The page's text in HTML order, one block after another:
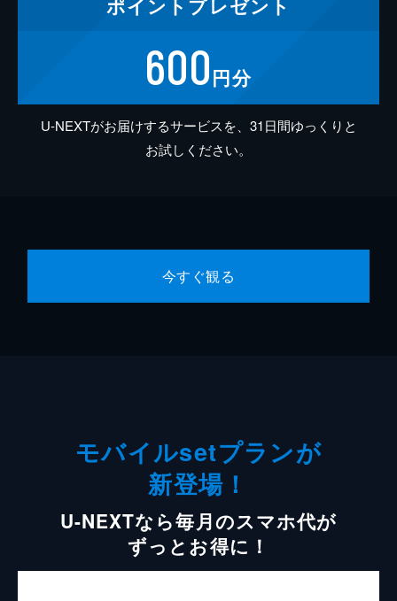
600円分
U-NEXTがお届けするサービスを、31日間ゆっくりと
お試しください。
今すぐ観る
モバイルsetプランが
新登場！
U-NEXTなら毎月のスマホ代が
ずっとお得に！